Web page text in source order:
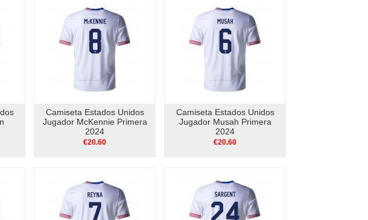
Camiseta Estados Unidos
Jugador McKennie Primera
2024
€20.60
Camiseta Estados Unidos
Jugador Musah Primera
2024
€20.60